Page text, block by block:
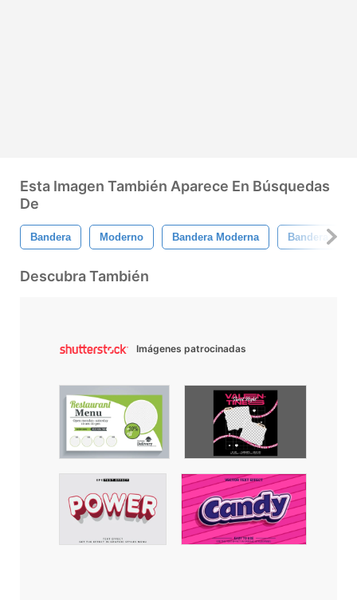
Esta Imagen También Aparece En Búsquedas
De
Bandera Moderno Bandera Moderna Bandera De
Descubra También
Imágenes patrocinadas